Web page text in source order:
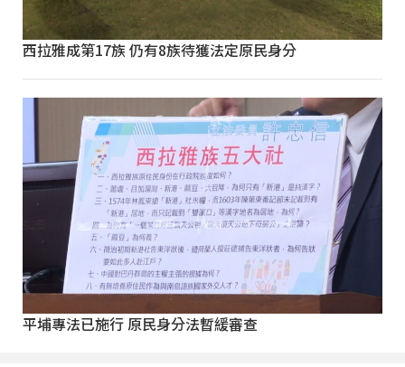
西拉雅成第17族 仍有8族待獲法定原民身分
平埔專法已施行 原民身分法暫緩審查